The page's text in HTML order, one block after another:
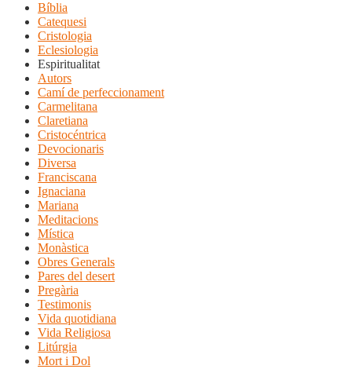
Bíblia
Catequesi
Cristologia
Eclesiologia
Espiritualitat
Autors
Camí de perfeccionament
Carmelitana
Claretiana
Cristocéntrica
Devocionaris
Diversa
Franciscana
Ignaciana
Mariana
Meditacions
Mística
Monàstica
Obres Generals
Pares del desert
Pregària
Testimonis
Vida quotidiana
Vida Religiosa
Litúrgia
Mort i Dol